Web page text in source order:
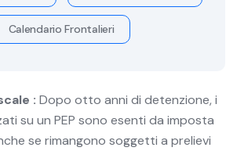
Calendario Frontalieri
: Dopo otto anni di detenzione, i
su un PEP sono esenti da imposta
se rimangono soggetti a prelievi